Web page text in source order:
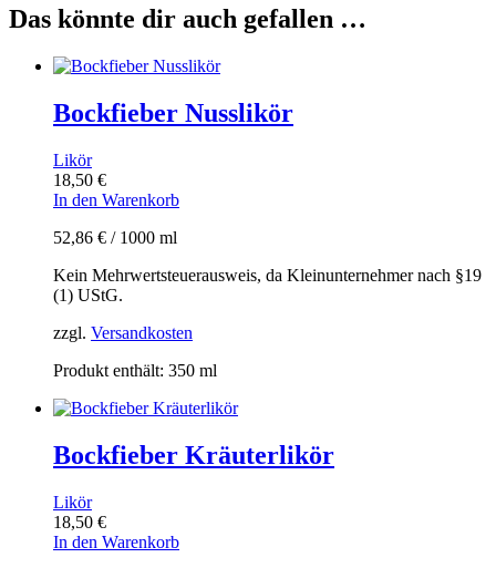
Das könnte dir auch gefallen …
Bockfieber Nusslikör
Likör
18,50 €
In den Warenkorb
52,86 € / 1000 ml
Kein Mehrwertsteuerausweis, da Kleinunternehmer nach §19
(1) UStG.
zzgl. Versandkosten
Produkt enthält: 350 ml
Bockfieber Kräuterlikör
Likör
18,50 €
In den Warenkorb